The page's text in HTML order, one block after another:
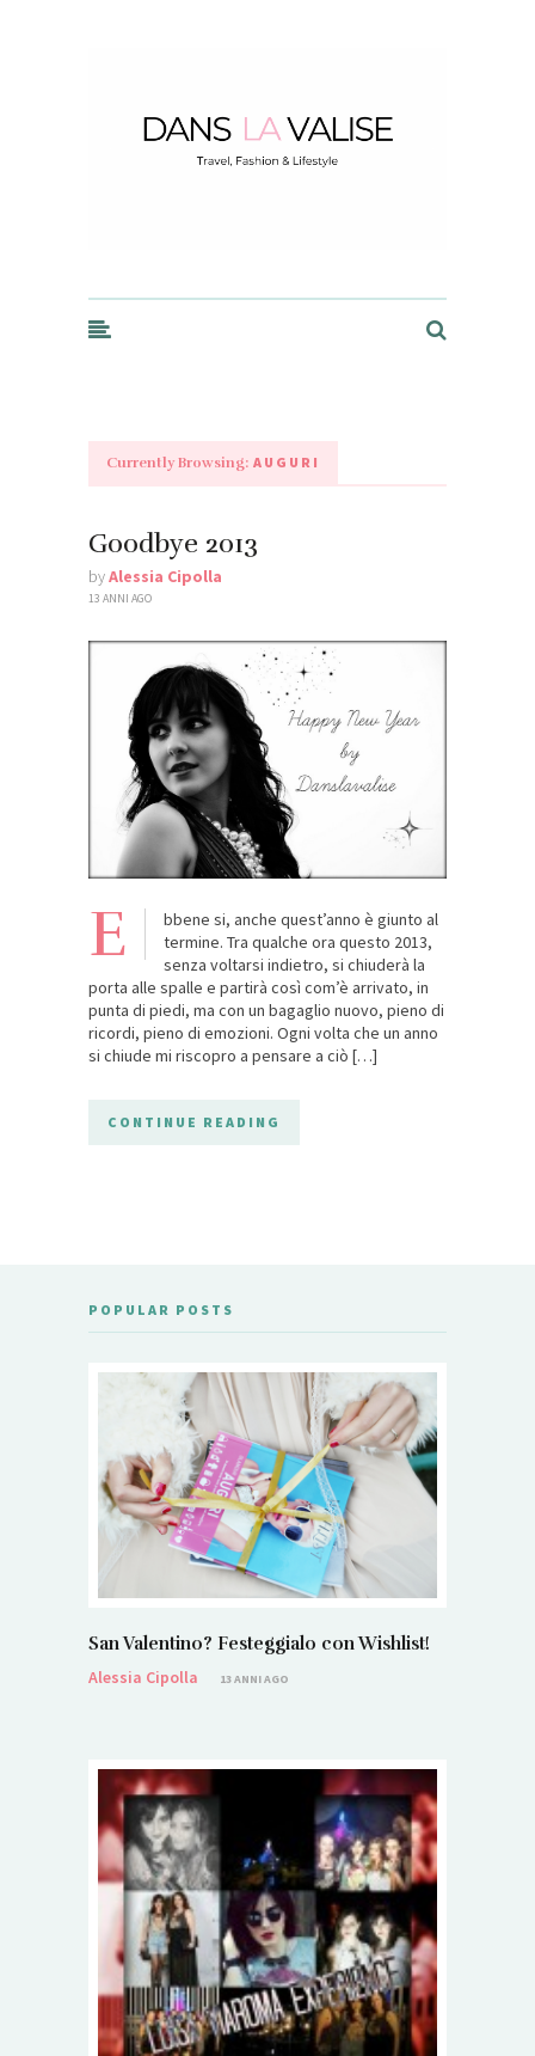
Currently Browsing: AUGURI
Goodbye 2013
byAlessia Cipolla
13 ANNI AGO
E
bbene si, anche quest’anno è giunto al
termine. Tra qualche ora questo 2013,
senza voltarsi indietro, si chiuderà la
porta alle spalle e partirà così com’è arrivato, in
punta di piedi, ma con un bagaglio nuovo, pieno di
ricordi, pieno di emozioni. Ogni volta che un anno
si chiude mi riscopro a pensare a ciò […]
CONTINUE READING
POPULAR POSTS
San Valentino? Festeggialo con Wishlist!
Alessia Cipolla
13 ANNI AGO